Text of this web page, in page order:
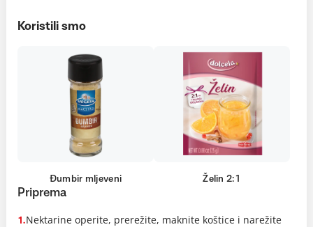
Koristili smo
Đumbir mljeveni Želin 2:1
Priprema
1.Nektarine operite, prerežite, maknite koštice i narežite